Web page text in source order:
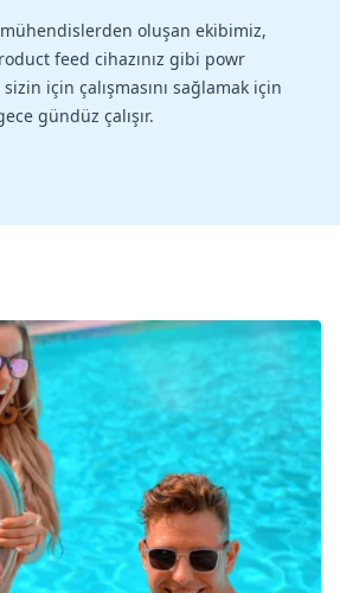
mühendislerden oluşan ekibimiz,
feed cihazınız gibi powr
için çalışmasını sağlamak için
gündüz çalışır.